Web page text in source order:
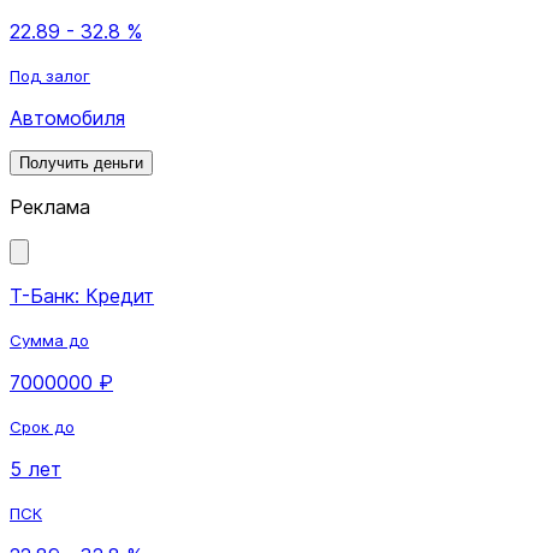
22.89 - 32.8 %
Под залог
Автомобиля
Получить деньги
Реклама
Т-Банк: Кредит
Сумма до
7000000 ₽
Срок до
5 лет
ПСК